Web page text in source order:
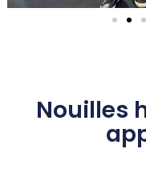
Nouilles